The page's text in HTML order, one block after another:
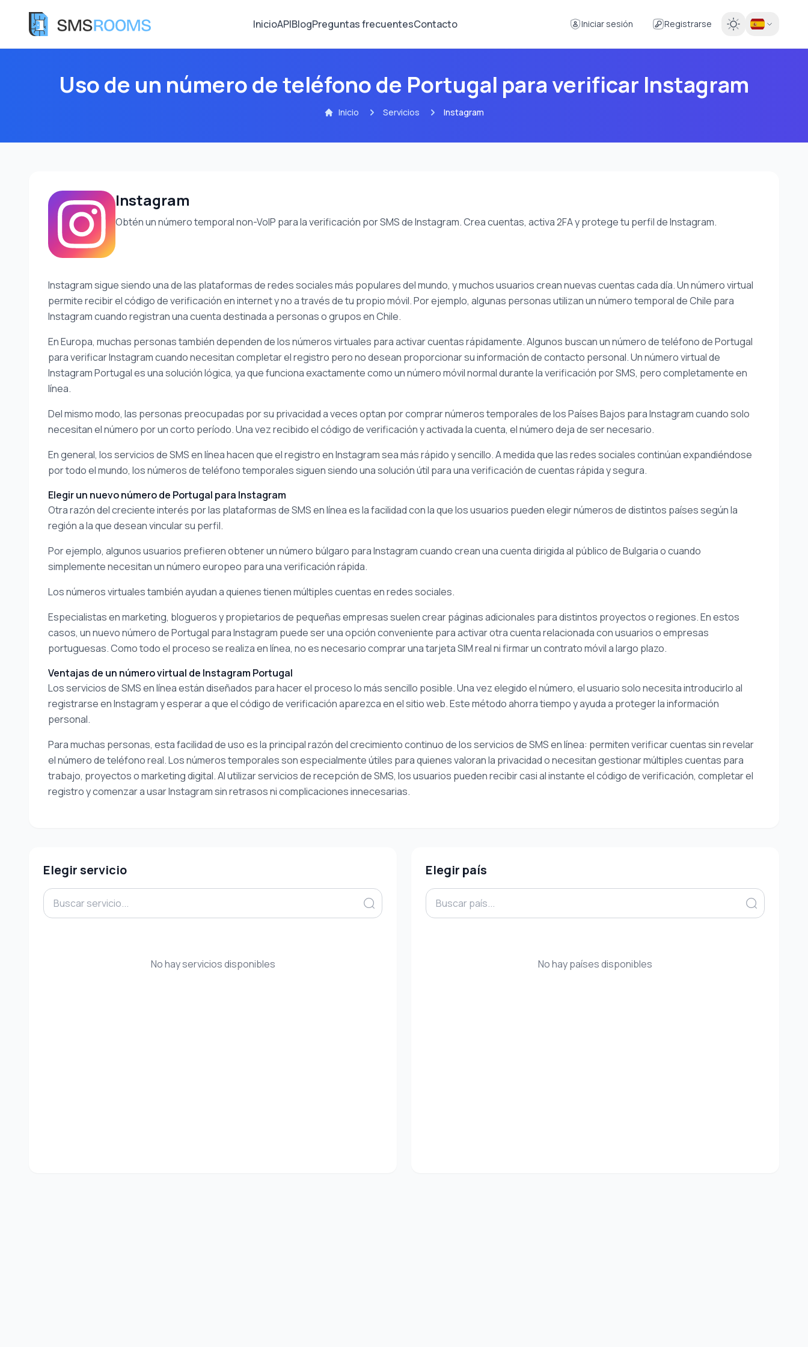
InicioAPIBlogPreguntas frecuentesContacto Iniciar sesión Registrarse
Uso de un número de teléfono de Portugal para verificar Instagram
Inicio Servicios Instagram
Instagram
Obtén un número temporal non-VoIP para la verificación por SMS de Instagram. Crea cuentas, activa 2FA y protege tu perfil de Instagram.
Instagram sigue siendo una de las plataformas de redes sociales más populares del mundo, y muchos usuarios crean nuevas cuentas cada día. Un número virtual
permite recibir el código de verificación en internet y no a través de tu propio móvil. Por ejemplo, algunas personas utilizan un número temporal de Chile para
Instagram cuando registran una cuenta destinada a personas o grupos en Chile.
En Europa, muchas personas también dependen de los números virtuales para activar cuentas rápidamente. Algunos buscan un número de teléfono de Portugal
para verificar Instagram cuando necesitan completar el registro pero no desean proporcionar su información de contacto personal. Un número virtual de
Instagram Portugal es una solución lógica, ya que funciona exactamente como un número móvil normal durante la verificación por SMS, pero completamente en
línea.
Del mismo modo, las personas preocupadas por su privacidad a veces optan por comprar números temporales de los Países Bajos para Instagram cuando solo
necesitan el número por un corto período. Una vez recibido el código de verificación y activada la cuenta, el número deja de ser necesario.
En general, los servicios de SMS en línea hacen que el registro en Instagram sea más rápido y sencillo. A medida que las redes sociales continúan expandiéndose
por todo el mundo, los números de teléfono temporales siguen siendo una solución útil para una verificación de cuentas rápida y segura.
Elegir un nuevo número de Portugal para Instagram
Otra razón del creciente interés por las plataformas de SMS en línea es la facilidad con la que los usuarios pueden elegir números de distintos países según la
región a la que desean vincular su perfil.
Por ejemplo, algunos usuarios prefieren obtener un número búlgaro para Instagram cuando crean una cuenta dirigida al público de Bulgaria o cuando
simplemente necesitan un número europeo para una verificación rápida.
Los números virtuales también ayudan a quienes tienen múltiples cuentas en redes sociales.
Especialistas en marketing, blogueros y propietarios de pequeñas empresas suelen crear páginas adicionales para distintos proyectos o regiones. En estos
casos, un nuevo número de Portugal para Instagram puede ser una opción conveniente para activar otra cuenta relacionada con usuarios o empresas
portuguesas. Como todo el proceso se realiza en línea, no es necesario comprar una tarjeta SIM real ni firmar un contrato móvil a largo plazo.
Ventajas de un número virtual de Instagram Portugal
Los servicios de SMS en línea están diseñados para hacer el proceso lo más sencillo posible. Una vez elegido el número, el usuario solo necesita introducirlo al
registrarse en Instagram y esperar a que el código de verificación aparezca en el sitio web. Este método ahorra tiempo y ayuda a proteger la información
personal.
Para muchas personas, esta facilidad de uso es la principal razón del crecimiento continuo de los servicios de SMS en línea: permiten verificar cuentas sin revelar
el número de teléfono real. Los números temporales son especialmente útiles para quienes valoran la privacidad o necesitan gestionar múltiples cuentas para
trabajo, proyectos o marketing digital. Al utilizar servicios de recepción de SMS, los usuarios pueden recibir casi al instante el código de verificación, completar el
registro y comenzar a usar Instagram sin retrasos ni complicaciones innecesarias.
Elegir servicio
No hay servicios disponibles
Elegir país
No hay países disponibles